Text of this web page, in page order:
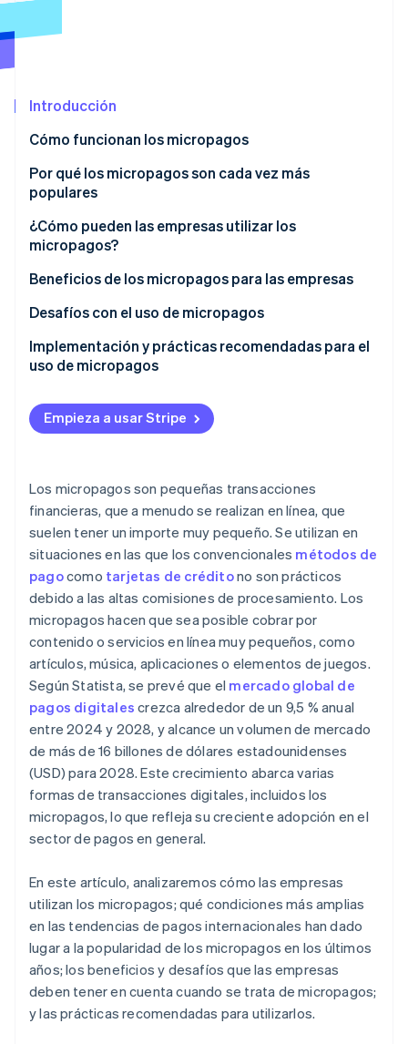
Descubre cómo Stripe construye la infraestructura
Introducción
Cómo funcionan los micropagos
Por qué los micropagos son cada vez más
populares
¿Cómo pueden las empresas utilizar los
micropagos?
Beneficios de los micropagos para las empresas
Desafíos con el uso de micropagos
Implementación y prácticas recomendadas para el
uso de micropagos
Empieza a usar Stripe
Los micropagos son pequeñas transacciones
financieras, que a menudo se realizan en línea, que
suelen tener un importe muy pequeño. Se utilizan en
situaciones en las que los convencionales métodos de
pagocomo tarjetas de créditono son prácticos
debido a las altas comisiones de procesamiento. Los
micropagos hacen que sea posible cobrar por
contenido o servicios en línea muy pequeños, como
artículos, música, aplicaciones o elementos de juegos.
Según Statista, se prevé que el mercado global de
pagos digitales crezca alrededor de un 9,5 % anual
entre 2024 y 2028, y alcance un volumen de mercado
de más de 16 billones de dólares estadounidenses
(USD) para 2028. Este crecimiento abarca varias
formas de transacciones digitales, incluidos los
micropagos, lo que refleja su creciente adopción en el
sector de pagos en general.
En este artículo, analizaremos cómo las empresas
utilizan los micropagos; qué condiciones más amplias
en las tendencias de pagos internacionales han dado
lugar a la popularidad de los micropagos en los últimos
años; los beneficios y desafíos que las empresas
deben tener en cuenta cuando se trata de micropagos;
y las prácticas recomendadas para utilizarlos.